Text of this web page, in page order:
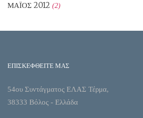
ΜΆΙΟΣ 2012 (2)
ΕΠΙΣΚΕΦΘΕΙΤΕ ΜΑΣ
54ου Συντάγματος ΕΛΑΣ Τέρμα,
38333 Βόλος - Ελλάδα